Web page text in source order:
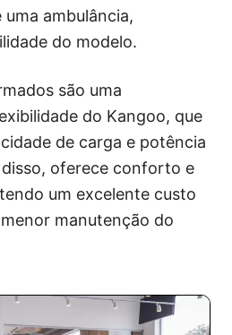
ambulância,
do modelo.
são uma
do Kangoo, que
de carga e potência
oferece conforto e
um excelente custo
manutenção do